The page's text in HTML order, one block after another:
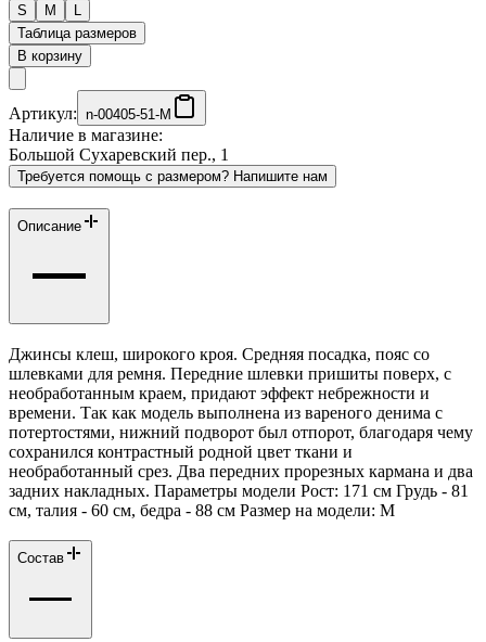
S M
L
Таблица размеров
В корзину
Артикул: n-00405-51-M
Наличие в магазине:
Большой Сухаревский пер., 1
Требуется помощь с размером? Напишите нам
Описание
Джинсы клеш, широкого кроя. Средняя посадка, пояс со
шлевками для ремня. Передние шлевки пришиты поверх, с
необработанным краем, придают эффект небрежности и
времени. Так как модель выполнена из вареного денима с
потертостями, нижний подворот был отпорот, благодаря чему
сохранился контрастный родной цвет ткани и
необработанный срез. Два передних прорезных кармана и два
задних накладных. Параметры модели Рост: 171 см Грудь - 81
см, талия - 60 см, бедра - 88 см Размер на модели: М
Состав